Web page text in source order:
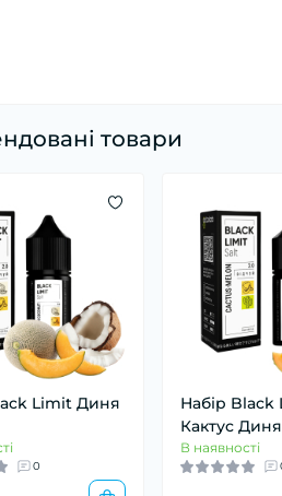
товари
Limit Диня
0
Набір Black
Кактус Диня
В наявності